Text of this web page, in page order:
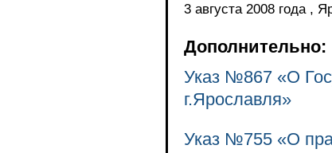
3 августа 2008 года ,
Дополнительно:
Указ №867 «О
г.Ярославля»
Указ №755 «О